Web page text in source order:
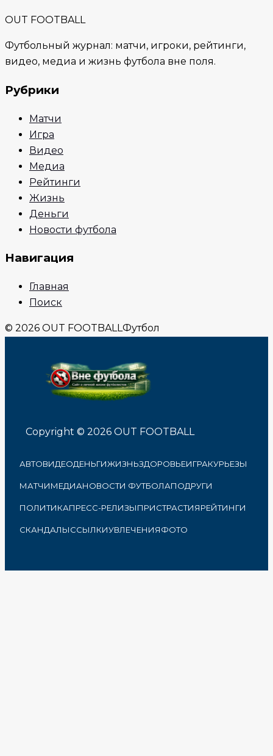
OUT FOOTBALL
Футбольный журнал: матчи, игроки, рейтинги,
видео, медиа и жизнь футбола вне поля.
Рубрики
Матчи
Игра
Видео
Медиа
Рейтинги
Жизнь
Деньги
Новости футбола
Навигация
Главная
Поиск
© 2026 OUT FOOTBALLФутбол
Copyright © 2026 OUT FOOTBALL
АВТОВИДЕОДЕНЬГИЖИЗНЬЗДОРОВЬЕИГРАКУРЬЕЗЫ
МАТЧИМЕДИАНОВОСТИ ФУТБОЛАПОДРУГИ
ПОЛИТИКАПРЕСС-РЕЛИЗЫПРИСТРАСТИЯРЕЙТИНГИ
СКАНДАЛЫССЫЛКИУВЛЕЧЕНИЯФОТО